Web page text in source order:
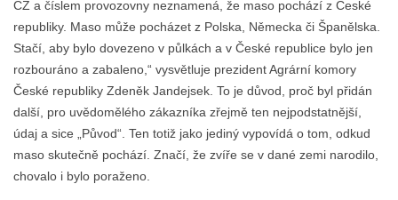
CZ a číslem provozovny neznamená, že maso pochází z České
republiky. Maso může pocházet z Polska, Německa či Španělska.
Stačí, aby bylo dovezeno v půlkách a v České republice bylo jen
rozbouráno a zabaleno,“ vysvětluje prezident Agrární komory
České republiky Zdeněk Jandejsek. To je důvod, proč byl přidán
další, pro uvědomělého zákazníka zřejmě ten nejpodstatnější,
údaj a sice „Původ“. Ten totiž jako jediný vypovídá o tom, odkud
maso skutečně pochází. Značí, že zvíře se v dané zemi narodilo,
chovalo i bylo poraženo.